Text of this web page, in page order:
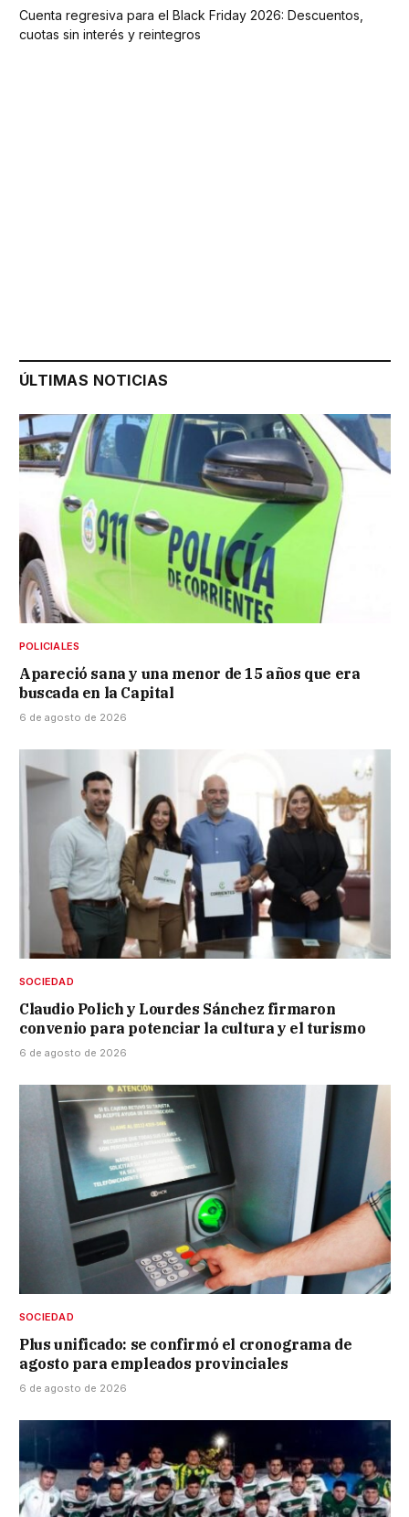
Cuenta regresiva para el Black Friday 2026: Descuentos,
cuotas sin interés y reintegros
ÚLTIMAS NOTICIAS
POLICIALES
Apareció sana y una menor de 15 años que era
buscada en la Capital
6 de agosto de 2026
SOCIEDAD
Claudio Polich y Lourdes Sánchez firmaron
convenio para potenciar la cultura y el turismo
6 de agosto de 2026
SOCIEDAD
Plus unificado: se confirmó el cronograma de
agosto para empleados provinciales
6 de agosto de 2026